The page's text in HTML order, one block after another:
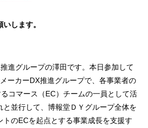
します。
進グループの澤田です。本日参加して
ーカーDX推進グループで、各事業者の
コマース（EC）チームの一員として活
と並行して、博報堂ＤＹグループ全体を
トのECを起点とする事業成長を支援す